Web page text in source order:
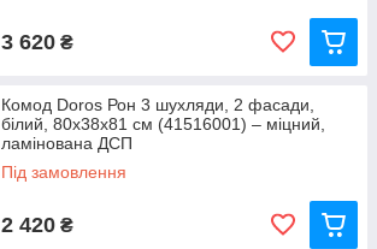
3 620 ₴
Комод Doros Рон 3 шухляди, 2 фасади,
білий, 80х38х81 см (41516001) – міцний,
ламінована ДСП
Під замовлення
2 420 ₴